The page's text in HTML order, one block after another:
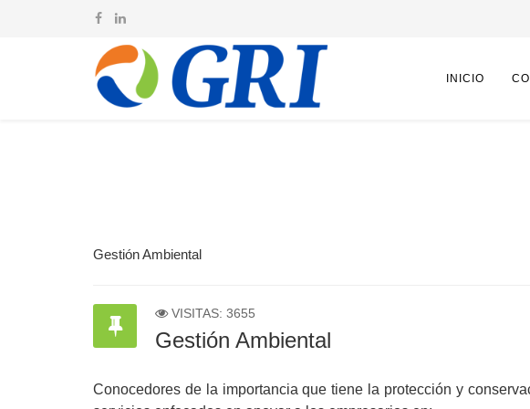
INICIO
Gestión Ambiental
VISITAS: 3655
Gestión Ambiental
Conocedores de la importancia que tiene la protección y